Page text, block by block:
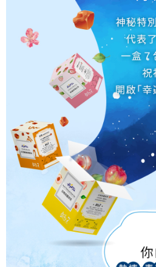
「AFTEE先享後付」，若未經同意申辦者
４．使用「AFTEE先享後付」時，將依據
時審查核予不同之上限額度；若仍有額度不
請求用戶進行身份認證。
５．嚴禁一人註冊多個帳號或使用他人資
恩沛科技股份有限公司將有權停止該用戶
每筆NT$100，滿NT$790(含以上)免運
付款後寶雅門市自取(由倉庫統一出貨)
每筆NT$80，滿NT$290(含以上)免運